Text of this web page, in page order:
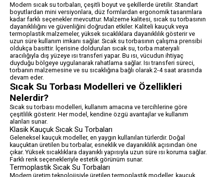
Modern sıcak su torbaları, çeşitli boyut ve şekillerde üretilir. Standart
boyutlardan mini versiyonlara, düz formlardan ergonomik tasarımlara
kadar farklı seçenekler mevcuttur. Malzeme kalitesi, sıcak su torbasının
dayanıklılığını ve güvenliğini doğrudan etkiler. Kaliteli kauçuk veya
termoplastik malzemeler, yüksek sıcaklıklara dayanıklılık gösterir ve
uzun süre kullanım imkanı sağlar. Sıcak su torbasının çalışma prensibi
oldukça basittir. İçerisine doldurulan sıcak su, torba materyali
aracılığıyla dış yüzeye ısı transferi yapar. Bu ısı, vücudun ihtiyaç
duyduğu bölgeye uygulanarak rahatlama sağlar. Isı transferi süreci,
torbanın malzemesine ve su sıcaklığına bağlı olarak 2-4 saat arasında
devam eder.
Sıcak Su Torbası Modelleri ve Özellikleri
Nelerdir?
Sıcak su torbası modelleri, kullanım amacına ve tercihlerine göre
çeşitlilik gösterir. Her model, kendine özgü avantajlar ve kullanım
alanları sunar.
Klasik Kauçuk Sıcak Su Torbaları
Geleneksel kauçuk modeller, en yaygın kullanılan türlerdir. Doğal
kauçuktan üretilen bu torbalar, esneklik ve dayanıklılık açısından öne
çıkar. Yüksek sıcaklıklara dayanıklı yapısıyla uzun süre ısı koruma sağlar.
Farklı renk seçenekleriyle estetik görünüm sunar.
Termoplastik Sıcak Su Torbaları
Modern üretim teknolojisiyle üretilen termoplastik modeller, kauçuk